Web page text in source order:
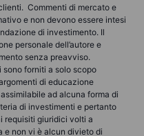
Commenti di mercato e
e non devono essere intesi
di investimento. Il
personale dell’autore e
senza preavviso.
forniti a solo scopo
di educazione
ad alcuna forma di
di investimenti e pertanto
requisiti giuridici volti a
e non vi è alcun divieto di